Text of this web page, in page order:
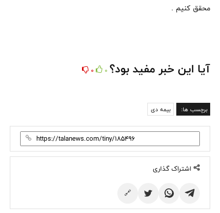
محقق کنیم .
آیا این خبر مفید بود؟ 0
0
برچسب ها: بیمه دی
اشتراک گذاری
🔗